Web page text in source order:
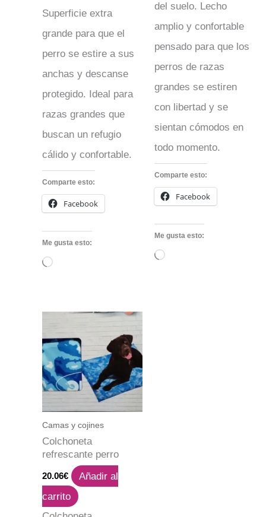
Superficie extra
grande para que el
perro se estire a sus
anchas y descanse
protegido. Ideal para
razas grandes que
buscan un refugio
cálido y confortable.
Comparte esto:
Facebook
Me gusta esto:
Cargando...
del suelo. Lecho
amplio y confortable
pensado para que los
perros de razas
grandes se estiren
con libertad y se
sientan cómodos en
todo momento.
Comparte esto:
Facebook
Me gusta esto:
Cargando...
Camas y cojines
Colchoneta
refrescante perro
20.06€
Añadir al
carrito